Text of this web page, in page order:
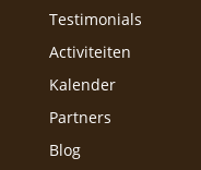
Testimonials
Activiteiten
Kalender
Partners
Blog